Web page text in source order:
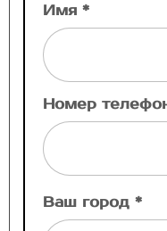
Имя *
Номер
Ваш город *